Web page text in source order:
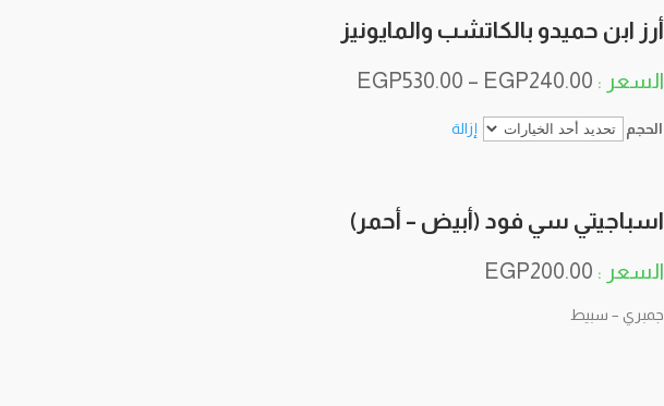
أرز ابن حميدو بالكاتشب والمايونيز
EGP240.00
–
EGP530.00
الحجم إزالة
اسباجيتي سي فود (أبيض – أحمر)
EGP200.00
جمبري – سبيط